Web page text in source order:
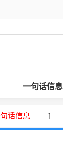
一句话信息
话信息 ]